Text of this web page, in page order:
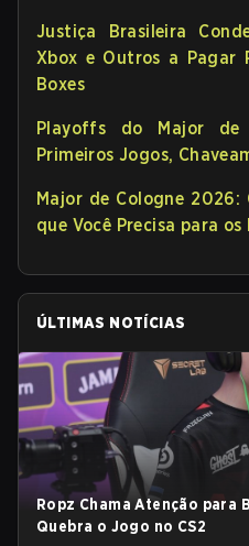
Justiça Brasileira
Xbox e Outros a Pagar
Boxes
Playoffs do Major de
Primeiros Jogos,
Major de Cologne 2026:
que Você Precisa para
ÚLTIMAS NOTÍCIAS
Ropz Chama Atenção para
Quebra o Jogo no CS2